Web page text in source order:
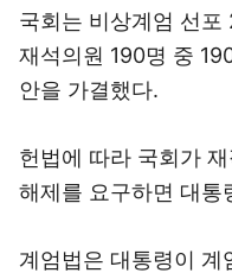
국회는 비상계엄 선
재석의원 190명 중
안을 가결했다.
헌법에 따라 국회가
해제를 요구하면 대통
계엄법은 대통령이 계